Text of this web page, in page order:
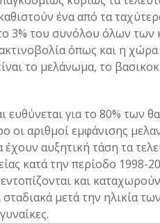
ένα από τα
3% του συνόλου όλων των
όπως και η
το μελάνωμα, το
ευθύνεται για το 80% των
οι αριθμοί εμφάνισης
αυξητική τάση τα
κατά την περίοδο 1998-
και
μετά την ηλικία